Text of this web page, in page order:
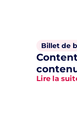
Billet de
Lire la